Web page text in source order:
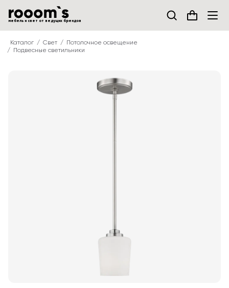
мебель и свет от ведущих брендов
Каталог Свет
Потолочное освещение
Подвесные светильники